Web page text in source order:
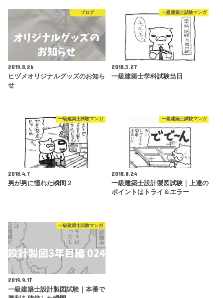
ブログ
2019.8.26
ヒヅメオリジナルグッズのお知ら
せ
一級建築士試験マンガ
2018.3.27
一級建築士学科試験当日
一級建築士試験マンガ
2018.4.7
男が男に憧れた瞬間２
一級建築士試験マンガ
2018.8.24
一級建築士設計製図試験｜上達の
ポイントはトライ＆エラー
一級建築士試験マンガ
2019.9.17
一級建築士設計製図試験｜本番で